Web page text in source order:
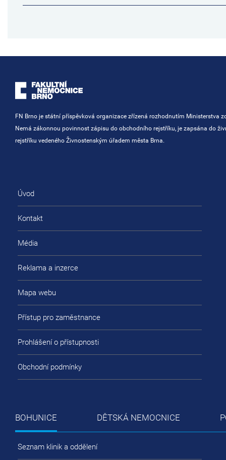
FN Brno je státní příspěvková organizace zřízená rozhodnutím Ministerstva
Nemá zákonnou povinnost zápisu do obchodního rejstříku, je zapsána do
rejstříku vedeného Živnostenským úřadem města Brna.
Úvod
Kontakt
Média
Reklama a inzerce
Mapa webu
Přístup pro zaměstnance
Prohlášení o přístupnosti
Obchodní podmínky
BOHUNICE DĚTSKÁ NEMOCNICE
Seznam klinik a oddělení